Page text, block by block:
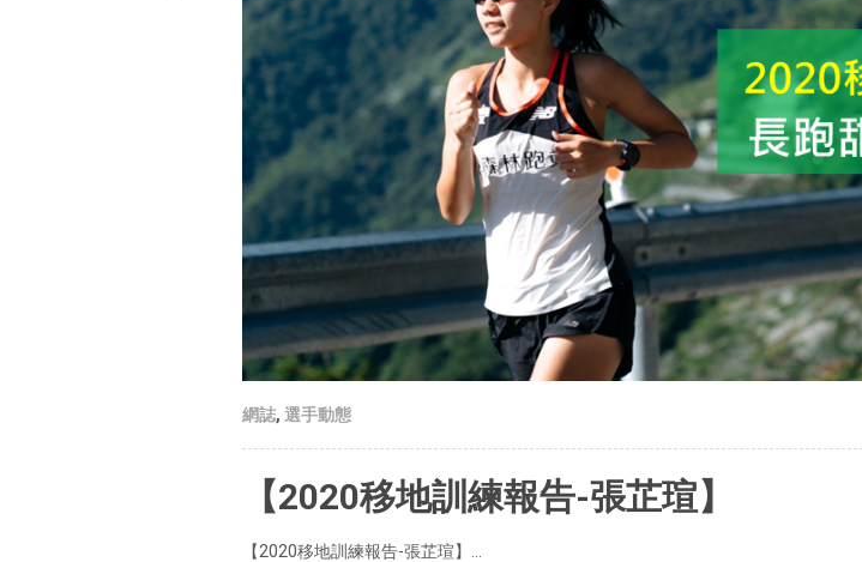
網誌, 選手動態
【2020移地訓練報告-張芷瑄】
【2020移地訓練報告-張芷瑄】...